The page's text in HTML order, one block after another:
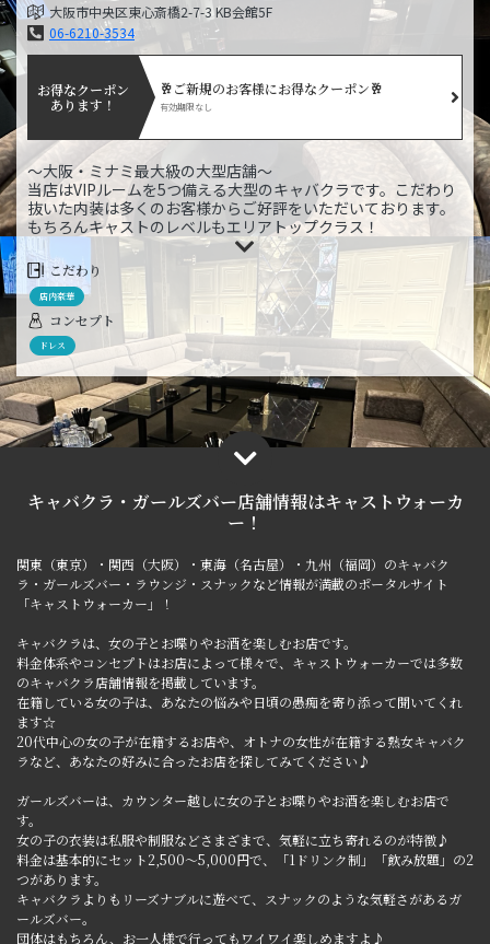
大阪市中央区東心斎橋2-7-3 KB会館5F
06-6210-3534
お得なクーポン
あります！
🥂ご新規のお客様にお得なクーポン🥂
有効期限なし
～大阪・ミナミ最大級の大型店舗～
当店はVIPルームを5つ備える大型のキャバクラです。こだわり
抜いた内装は多くのお客様からご好評をいただいております。
もちろんキャストのレベルもエリアトップクラス！
当店ではお一人様はもちろん、団体様でも十分にお楽しみいた
だくことが可能です。
ぜひ、皆さまのご来店をお待ちしております。
こだわり
店内豪華
コンセプト
ドレス
キャバクラ・ガールズバー店舗情報はキャストウォーカ
ー！
関東（東京）・関西（大阪）・東海（名古屋）・九州（福岡）のキャバク
ラ・ガールズバー・ラウンジ・スナックなど情報が満載のポータルサイト
「キャストウォーカー」！
キャバクラは、女の子とお喋りやお酒を楽しむお店です。
料金体系やコンセプトはお店によって様々で、キャストウォーカーでは多数
のキャバクラ店舗情報を掲載しています。
在籍している女の子は、あなたの悩みや日頃の愚痴を寄り添って聞いてくれ
ます☆
20代中心の女の子が在籍するお店や、オトナの女性が在籍する熟女キャバク
ラなど、あなたの好みに合ったお店を探してみてください♪
ガールズバーは、カウンター越しに女の子とお喋りやお酒を楽しむお店で
す。
女の子の衣装は私服や制服などさまざまで、気軽に立ち寄れるのが特徴♪
料金は基本的にセット2,500～5,000円で、「1ドリンク制」「飲み放題」の2
つがあります。
キャバクラよりもリーズナブルに遊べて、スナックのような気軽さがあるガ
ールズバー。
団体はもちろん、お一人様で行ってもワイワイ楽しめますよ♪